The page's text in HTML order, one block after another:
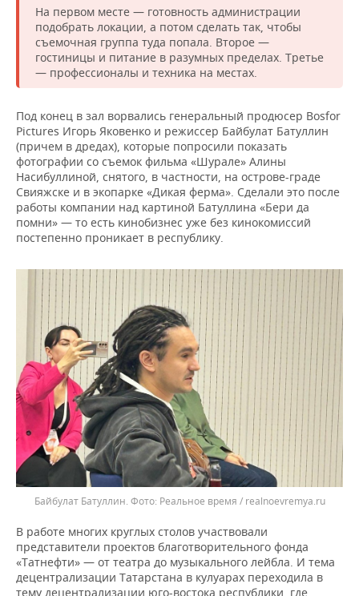
На первом месте — готовность администрации
подобрать локации, а потом сделать так, чтобы
съемочная группа туда попала. Второе —
гостиницы и питание в разумных пределах. Третье
— профессионалы и техника на местах.
Под конец в зал ворвались генеральный продюсер Bosfor
Pictures Игорь Яковенко и режиссер Байбулат Батуллин
(причем в дредах), которые попросили показать
фотографии со съемок фильма «Шурале» Алины
Насибуллиной, снятого, в частности, на острове-граде
Свияжске и в экопарке «Дикая ферма». Сделали это после
работы компании над картиной Батуллина «Бери да
помни» — то есть кинобизнес уже без кинокомиссий
постепенно проникает в республику.
Байбулат Батуллин. Реальное время / realnoevremya.ru
В работе многих круглых столов участвовали
представители проектов благотворительного фонда
«Татнефти» — от театра до музыкального лейбла. И тема
децентрализации Татарстана в кулуарах переходила в
тему децентрализации юго-востока республики, где